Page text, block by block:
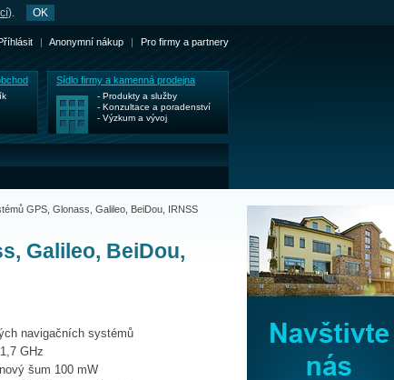
). OK
| Anonymní nákup | Pro firmy a partnery
Sídlo firmy a kamenná prodejna
- Produkty a služby
- Konzultace a poradenství
- Výzkum a vývoj
GPS, Glonass, Galileo, BeiDou, IRNSS
Galileo, BeiDou,
navigačních systémů
GHz
šum 100 mW